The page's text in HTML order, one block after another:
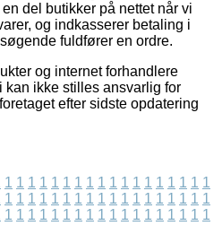
del butikker på nettet når vi
og indkasserer betaling i
fuldfører en ordre.
og internet forhandlere
kan ikke stilles ansvarlig for
efter sidste opdatering
1 1 1 1 1 1 1 1 1 1 1 1 1 1 1 1 1 1
1 1 1 1 1 1 1 1 1 1 1 1 1 1 1 1 1 1
1 1 1 1 1 1 1 1 1 1 1 1 1 1 1 1 1 1